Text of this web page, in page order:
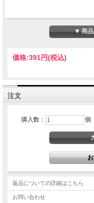
実店舗でも人気の一品！
きゅうりに本品をまぶして1時間
【 商品情報 】
一夜漬け応塩団 (めかぶ入り あさ
塩(国内製造)、めかぶ粉末、かつ
▼ 商品
価格:391円(税込)
注文
購入数： 個
返品についての詳細はこちら
お問い合わせ